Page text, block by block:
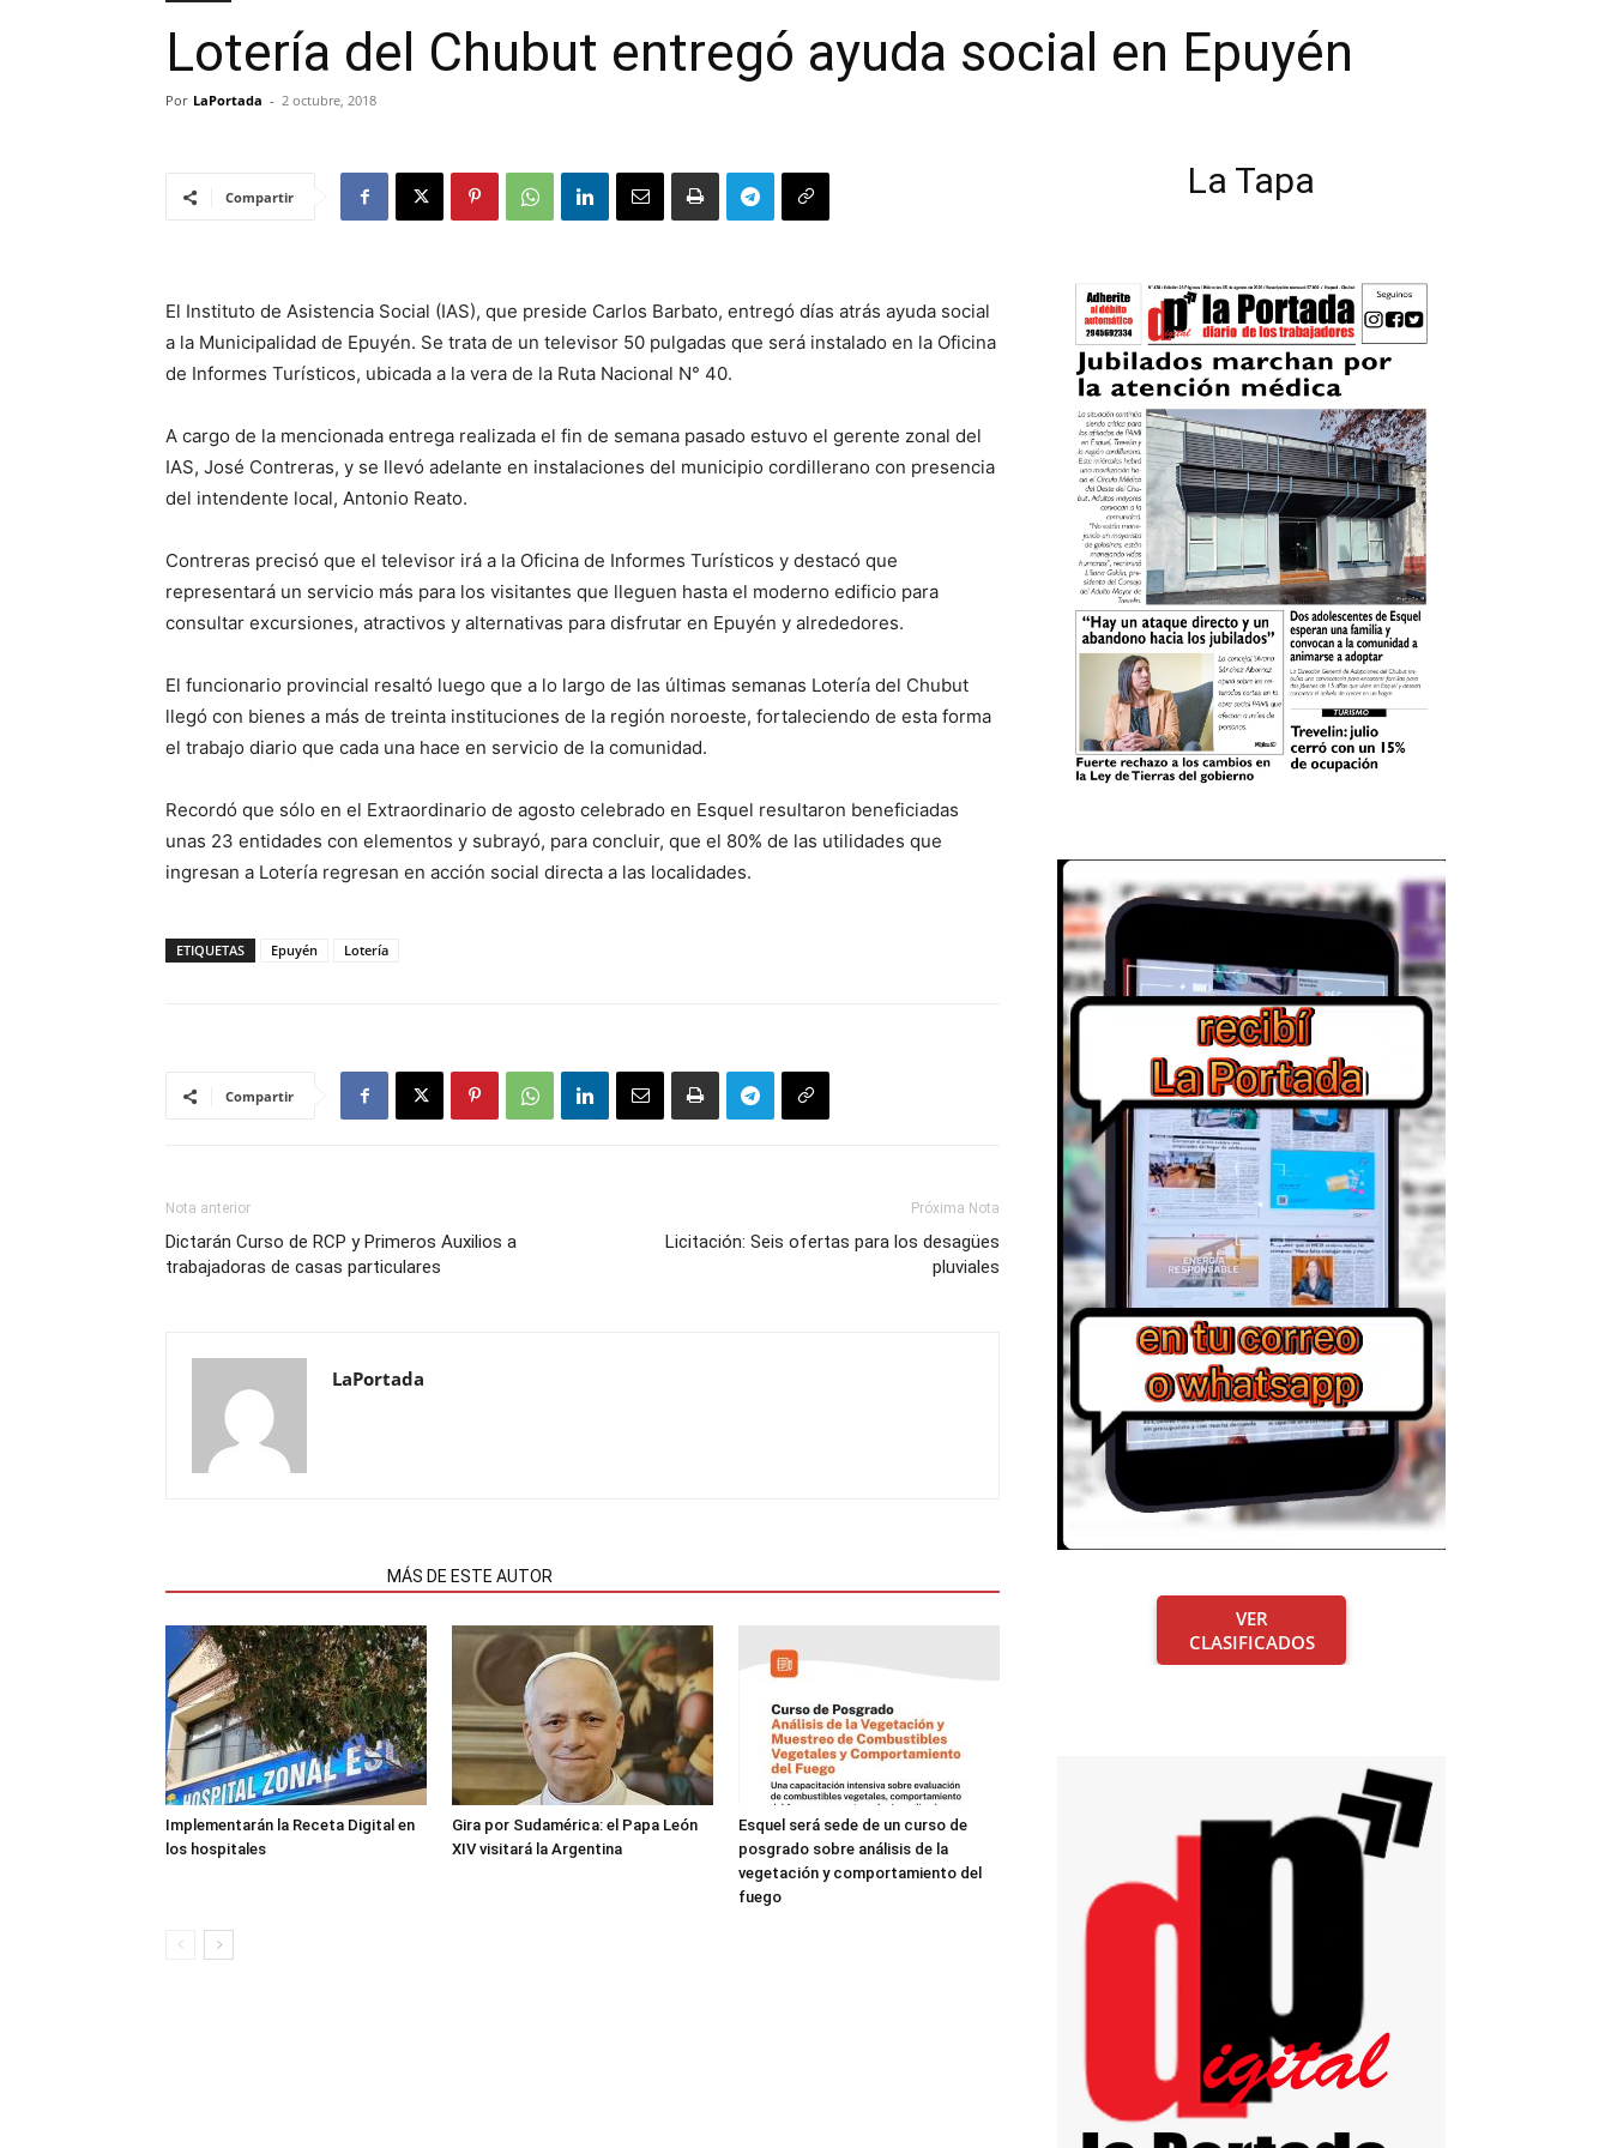
Lotería del Chubut entregó ayuda social en Epuyén
Por LaPortada - 2 octubre, 2018
Compartir
El Instituto de Asistencia Social (IAS), que preside Carlos Barbato, entregó días atrás ayuda social
a la Municipalidad de Epuyén. Se trata de un televisor 50 pulgadas que será instalado en la Oficina
de Informes Turísticos, ubicada a la vera de la Ruta Nacional N° 40.
A cargo de la mencionada entrega realizada el fin de semana pasado estuvo el gerente zonal del
IAS, José Contreras, y se llevó adelante en instalaciones del municipio cordillerano con presencia
del intendente local, Antonio Reato.
Contreras precisó que el televisor irá a la Oficina de Informes Turísticos y destacó que
representará un servicio más para los visitantes que lleguen hasta el moderno edificio para
consultar excursiones, atractivos y alternativas para disfrutar en Epuyén y alrededores.
El funcionario provincial resaltó luego que a lo largo de las últimas semanas Lotería del Chubut
llegó con bienes a más de treinta instituciones de la región noroeste, fortaleciendo de esta forma
el trabajo diario que cada una hace en servicio de la comunidad.
Recordó que sólo en el Extraordinario de agosto celebrado en Esquel resultaron beneficiadas
unas 23 entidades con elementos y subrayó, para concluir, que el 80% de las utilidades que
ingresan a Lotería regresan en acción social directa a las localidades.
ETIQUETAS Epuyén Lotería
Compartir
Nota anterior
Dictarán Curso de RCP y Primeros Auxilios a
trabajadoras de casas particulares
Próxima Nota
Licitación: Seis ofertas para los desagües
pluviales
LaPortada
MÁS DE ESTE AUTOR
Implementarán la Receta Digital en
los hospitales
Gira por Sudamérica: el Papa León
XIV visitará la Argentina
Esquel será sede de un curso de
posgrado sobre análisis de la
vegetación y comportamiento del
fuego
La Tapa
VER
CLASIFICADOS